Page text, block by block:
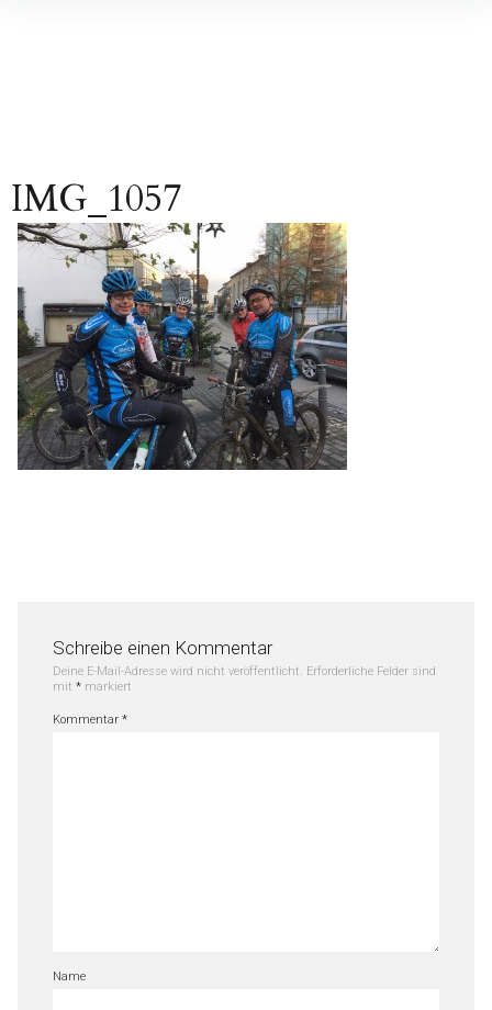
IMG_1057
Schreibe einen Kommentar
Deine E-Mail-Adresse wird nicht veröffentlicht. Erforderliche Felder sind
mit * markiert
Kommentar *
Name